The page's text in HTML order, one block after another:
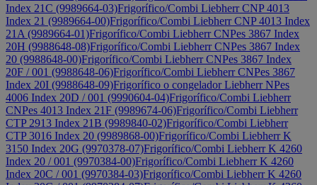
Index 21C (9989664-03)Frigorífico/Combi Liebherr CNP 4013
Index 21 (9989664-00)Frigorífico/Combi Liebherr CNP 4013 Index
21A (9989664-01)Frigorífico/Combi Liebherr CNPes 3867 Index
20H (9988648-08)Frigorífico/Combi Liebherr CNPes 3867 Index
20 (9988648-00)Frigorífico/Combi Liebherr CNPes 3867 Index
20F / 001 (9988648-06)Frigorífico/Combi Liebherr CNPes 3867
Index 20I (9988648-09)Frigorífico o congelador Liebherr NPes
4006 Index 20D / 001 (9990604-04)Frigorífico/Combi Liebherr
CNPes 4013 Index 21F (9989674-06)Frigorífico/Combi Liebherr
CTP 2913 Index 21B (9989840-02)Frigorífico/Combi Liebherr
CTP 3016 Index 20 (9989868-00)Frigorífico/Combi Liebherr K
3150 Index 20G (9970378-07)Frigorífico/Combi Liebherr K 4260
Index 20 / 001 (9970384-00)Frigorífico/Combi Liebherr K 4260
Index 20C / 001 (9970384-03)Frigorífico/Combi Liebherr K 4260